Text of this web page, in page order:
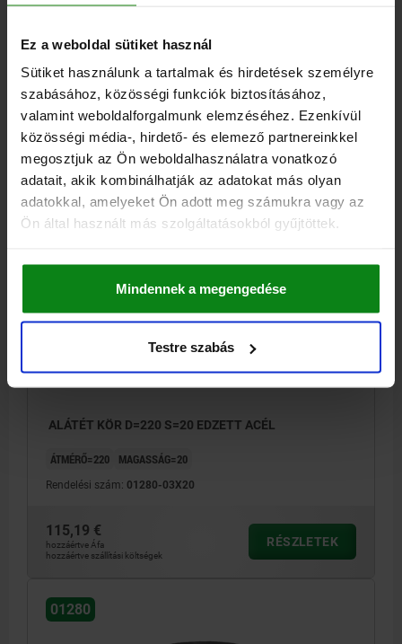
Ez a weboldal sütiket használ
Sütiket használunk a tartalmak és hirdetések személyre
szabásához, közösségi funkciók biztosításához,
valamint weboldalforgalmunk elemzéséhez. Ezenkívül
közösségi média-, hirdető- és elemező partnereinkkel
megosztjuk az Ön weboldalhasználatra vonatkozó
adatait, akik kombinálhatják az adatokat más olyan
adatokkal, amelyeket Ön adott meg számukra vagy az
Ön által használt más szolgáltatásokból gyűjtöttek.
Mindennek a megengedése
Testre szabás
ALÁTÉT KÖR D=220 S=16 EDZETT ACÉL
ÁTMÉRŐ=220 MAGASSÁG=16
Rendelési szám:
96,14 €
hozzáértve Áfa
hozzáértve szállítási költségek
RÉSZLETEK
ALÁTÉT KÖR D=220 S=20 EDZETT ACÉL
ÁTMÉRŐ=220 MAGASSÁG=20
Rendelési szám: 01280-03X20
115,19 €
hozzáértve Áfa
hozzáértve szállítási költségek
RÉSZLETEK
01280